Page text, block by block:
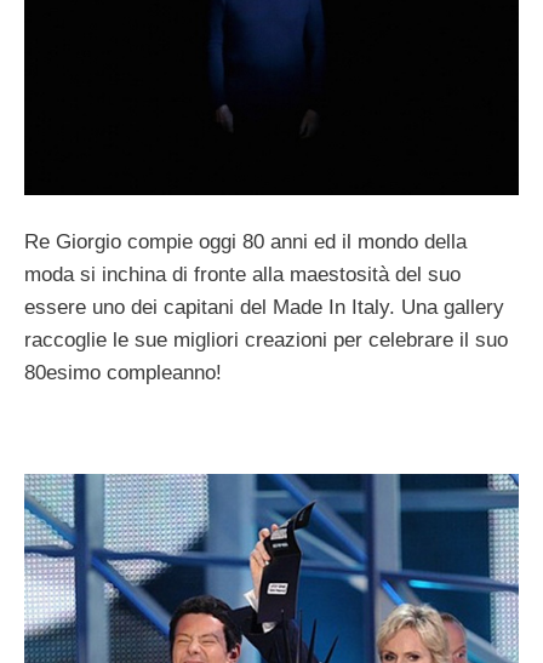
Re Giorgio compie oggi 80 anni ed il mondo della
moda si inchina di fronte alla maestosità del suo
essere uno dei capitani del Made In Italy. Una gallery
raccoglie le sue migliori creazioni per celebrare il suo
80esimo compleanno!